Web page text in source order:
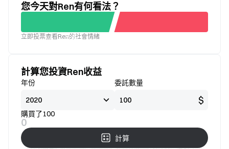
您今天對Ren有何看法？
標準
不滿
立即投票查看Ren的社會情緒
計算您投資Ren收益
年份 委託數量
$
購買了100
0
計算